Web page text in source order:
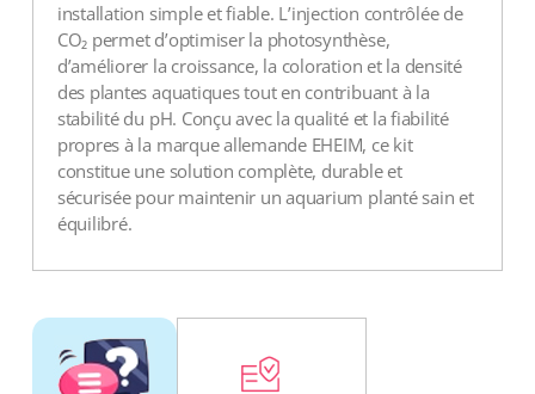
installation simple et fiable. L’injection contrôlée de
CO₂ permet d’optimiser la photosynthèse,
d’améliorer la croissance, la coloration et la densité
des plantes aquatiques tout en contribuant à la
stabilité du pH. Conçu avec la qualité et la fiabilité
propres à la marque allemande EHEIM, ce kit
constitue une solution complète, durable et
sécurisée pour maintenir un aquarium planté sain et
équilibré.